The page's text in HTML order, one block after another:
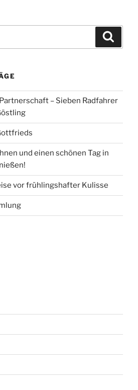
– Sieben Radfahrer
und einen schönen Tag in
vor frühlingshafter Kulisse